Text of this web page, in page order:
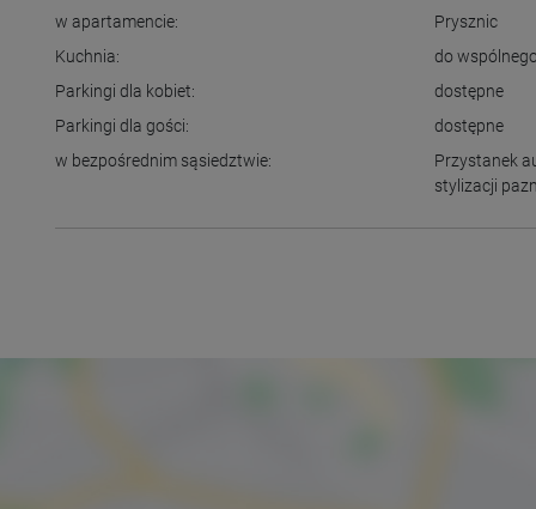
w apartamencie:
Prysznic
Kuchnia:
do
Parkingi dla kobiet:
dostępne
Parkingi dla gości:
dostępne
w bezpośrednim sąsiedztwie:
Przystanek
stylizacji